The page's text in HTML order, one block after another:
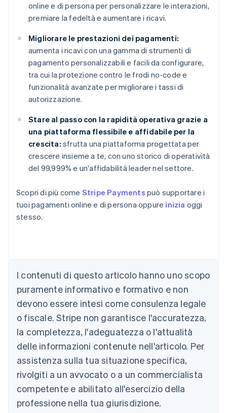
online e di persona per personalizzare le interazioni,
premiare la fedeltà e aumentare i ricavi.
Migliorare le prestazioni dei pagamenti:
aumenta i ricavi con una gamma di strumenti di
pagamento personalizzabili e facili da configurare,
tra cui la protezione contro le frodi no-code e
funzionalità avanzate per migliorare i tassi di
autorizzazione.
Stare al passo con la rapidità operativa grazie a
una piattaforma flessibile e affidabile per la
crescita: sfrutta una piattaforma progettata per
crescere insieme a te, con uno storico di operatività
del 99,999% e un'affidabilità leader nel settore.
Scopri di più come Stripe Payments può supportare i
tuoi pagamenti online e di persona oppure inizia oggi
stesso.
I contenuti di questo articolo hanno uno scopo
puramente informativo e formativo e non
devono essere intesi come consulenza legale
o fiscale. Stripe non garantisce l'accuratezza,
la completezza, l'adeguatezza o l'attualità
delle informazioni contenute nell'articolo. Per
assistenza sulla tua situazione specifica,
rivolgiti a un avvocato o a un commercialista
competente e abilitato all'esercizio della
professione nella tua giurisdizione.
Australia
English
Austria
DeutschEnglish
Belgio
Nederlands FrançaisDeutsch English
Brasile
Português
Bulgaria
English
Canada